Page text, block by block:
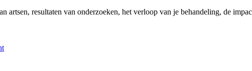
artsen, resultaten van onderzoeken, het verloop van je behandeling, de